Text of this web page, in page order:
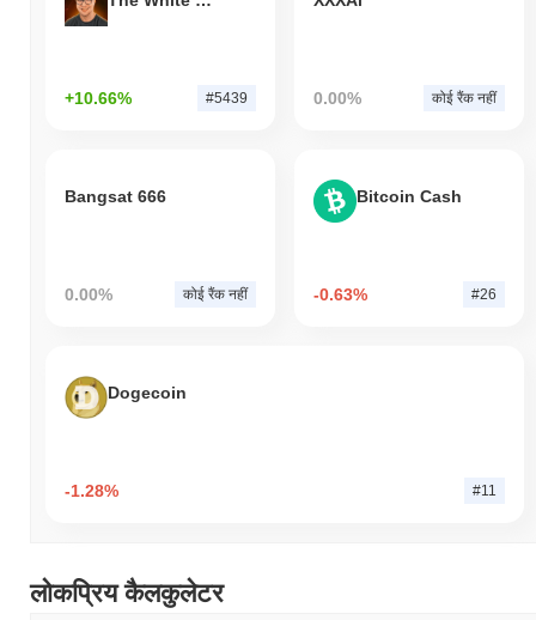
+10.66% #5439 0.00% कोई रैंक नहीं
Bangsat 666
0.00% कोई रैंक नहीं
Bitcoin Cash
-0.63% #26
Dogecoin
-1.28% #11
लोकप्रिय कैलकुलेटर